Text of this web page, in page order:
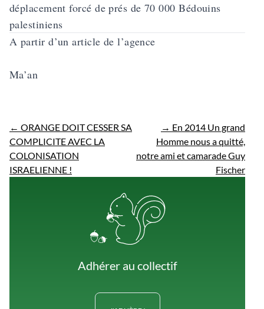
déplacement forcé de prés de 70 000 Bédouins
palestiniens
A partir d’un article de l’agence
Ma’an
← ORANGE DOIT CESSER SA
COMPLICITE AVEC LA
COLONISATION
ISRAELIENNE !
→ En 2014 Un grand
Homme nous a quitté,
notre ami et camarade Guy
Fischer
Adhérer au collectif